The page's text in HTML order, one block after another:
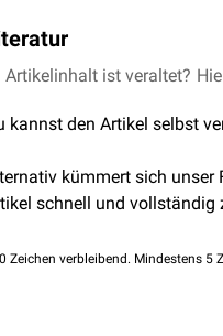
entstehen.
Böcker et al., Pathologie -
Artikelinhalt ist veraltet?
kannst den Artikel selbst
kümmert sich unser
schnell und vollständig
Zeichen verbleibend. Mindestens 5